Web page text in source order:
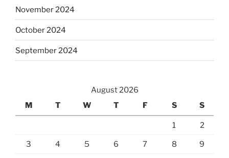
November 2024
October 2024
September 2024
August 2026
M
T W T F S S
1 2
3 4 5 6 7 8 9